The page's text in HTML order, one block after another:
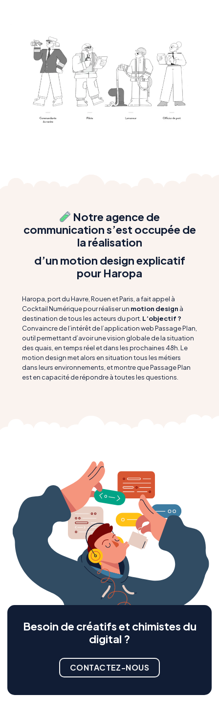
Notre agence de
communication s’est occupée de
la réalisation
d’un motion design explicatif
pour Haropa
Haropa, port du Havre, Rouen et Paris, a fait appel à
Cocktail Numérique pour réaliser un motion design à
destination de tous les acteurs du port. L’objectif ?
Convaincre de l’intérêt de l’application web Passage Plan,
outil permettant d’avoir une vision globale de la situation
des quais, en temps réel et dans les prochaines 48h. Le
motion design met alors en situation tous les métiers
dans leurs environnements, et montre que Passage Plan
est en capacité de répondre à toutes les questions.
Besoin de créatifs et chimistes du
digital ?
CONTACTEZ-NOUS